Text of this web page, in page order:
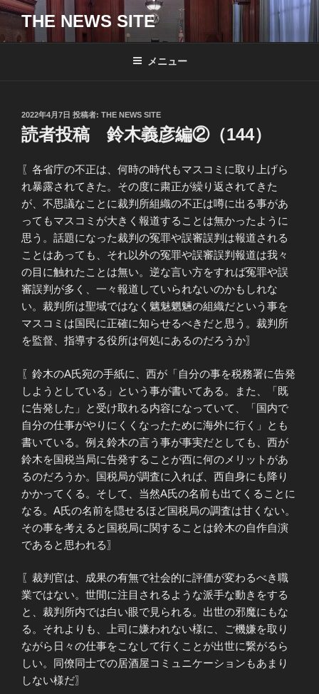
コ
テ
THE NEWS SITE
メニュー
投
稿
日:
2022年4月7日 投稿者: THE NEWS SITE
読者投稿 鈴木義彦編②（144）
〖各省庁の不正は、何時の時代もマスコミに取り上げら
れ暴露されてきた。その度に粛正が繰り返されてきた
が、不思議なことに裁判所組織の不正は噂に出る事があ
ってもマスコミが大きく報道することは無かったように
思う。話題になった裁判の冤罪や誤審誤判は報道される
ことはあっても、それ以外の冤罪や誤審誤判報道は我々
の目に触れたことは無い。逆な言い方をすれば冤罪や誤
審誤判が多く、一々報道していられないのかもしれな
い。裁判所は聖域ではなく魑魅魍魎の組織だという事を
マスコミは国民に正確に知らせるべきだと思う。裁判所
を監督、指導する役所は何処にあるのだろうか〗
〖鈴木のA氏宛の手紙に、西が「自分の事を税務署に告発
しようとしている」という事が書いてある。また、「既
に告発した」と受け取れる内容になっていて、「国内で
自分の仕事がやりにくくなったために海外に行く」とも
書いている。例え鈴木の言う事が事実だとしても、西が
鈴木を国税当局に告発することが西に何のメリットがあ
るのだろうか。国税局が調査に入れば、西自身にも降り
かかってくる。そして、当然A氏の名前も出てくることに
なる。A氏の名前を隠せるほど国税局の調査は甘くない。
その事を考えると国税局に関することは鈴木の自作自演
であると思われる〗
〖裁判官は、成果の有無で社会的に評価が変わるべき職
業ではない。世間に注目されるような派手な動きをする
と、裁判所内では白い眼で見られる。出世の邪魔にもな
る。それよりも、上司に嫌われない様に、ご機嫌を取り
ながら日々の仕事をこなして行くことが出世に繋がるら
しい。同僚同士での居酒屋コミュニケーションもあまり
しない様だ〗